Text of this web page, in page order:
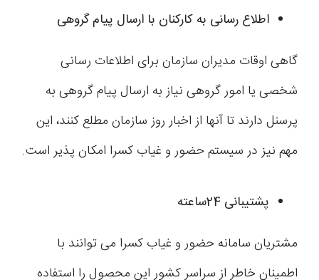
اطلاع رسانی به کارکنان با ارسال پیام گروهی
گاهی اوقات مدیران سازمان برای اطلاعات رسانی
شخصی یا امور گروهی نیاز به ارسال پیام گروهی به
پرسنل دارند تا آنها از اخبار روز سازمان مطلع کنند، این
مهم نیز در سیستم حضور و غیاب کسرا امکان پذیر است.
پشتیبانی 24ساعته
مشتریان سامانه حضور و غیاب کسرا می توانند با
اطمینان خاطر از سراسر کشور این محصول را استفاده